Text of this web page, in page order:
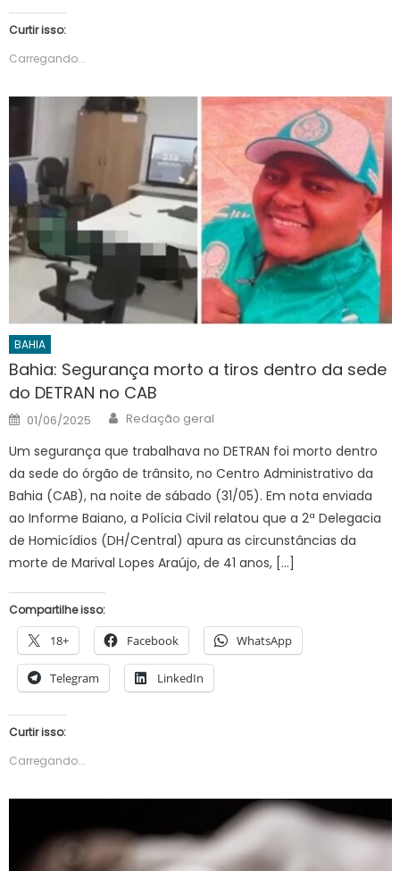
Curtir isso:
Carregando...
BAHIA
Bahia: Segurança morto a tiros dentro da sede
do DETRAN no CAB
Posted
on
01/06/2025 Author
Redação geral
Um segurança que trabalhava no DETRAN foi morto dentro
da sede do órgão de trânsito, no Centro Administrativo da
Bahia (CAB), na noite de sábado (31/05). Em nota enviada
ao Informe Baiano, a Polícia Civil relatou que a 2ª Delegacia
de Homicídios (DH/Central) apura as circunstâncias da
morte de Marival Lopes Araújo, de 41 anos, […]
Compartilhe isso:
18+ Facebook WhatsApp
Telegram LinkedIn
Curtir isso:
Carregando...